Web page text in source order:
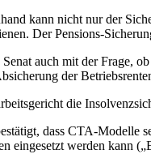
kann nicht nur der
Der Pensions-
auch mit der Frage,
der
die
dass CTA-Modelle
eingesetzt werden kann